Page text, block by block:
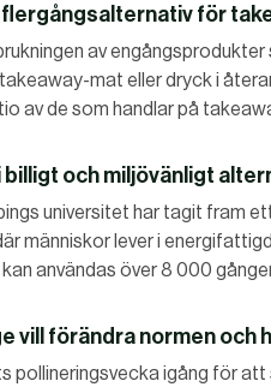
flergångsalternativ för
av engångsprodukter
mat eller dryck i
av de som handlar på
och miljövänligt
universitet har tagit fram
människor lever i
användas över 8 000
vill förändra normen och
pollineringsvecka igång för